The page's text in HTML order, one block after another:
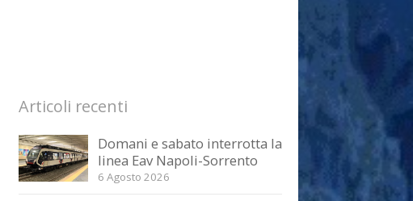
Articoli recenti
Domani e sabato interrotta la
linea Eav Napoli-Sorrento
6 Agosto 2026